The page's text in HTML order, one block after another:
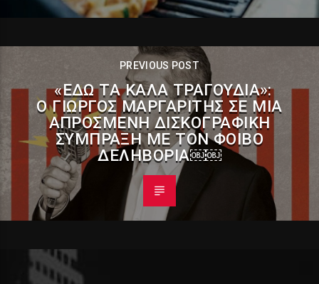
PREVIOUS POST
«ΕΔΏ ΤΑ ΚΑΛΆ ΤΡΑΓΟΎΔΙΑ»:
Ο ΓΙΏΡΓΟΣ ΜΑΡΓΑΡΊΤΗΣ ΣΕ ΜΊΑ
ΑΠΡΌΣΜΕΝΗ ΔΙΣΚΟΓΡΑΦΙΚΉ
ΣΎΜΠΡΑΞΗ ΜΕ ΤΟΝ ΦΟΊΒΟ
ΔΕΛΗΒΟΡΙΆ￼￼